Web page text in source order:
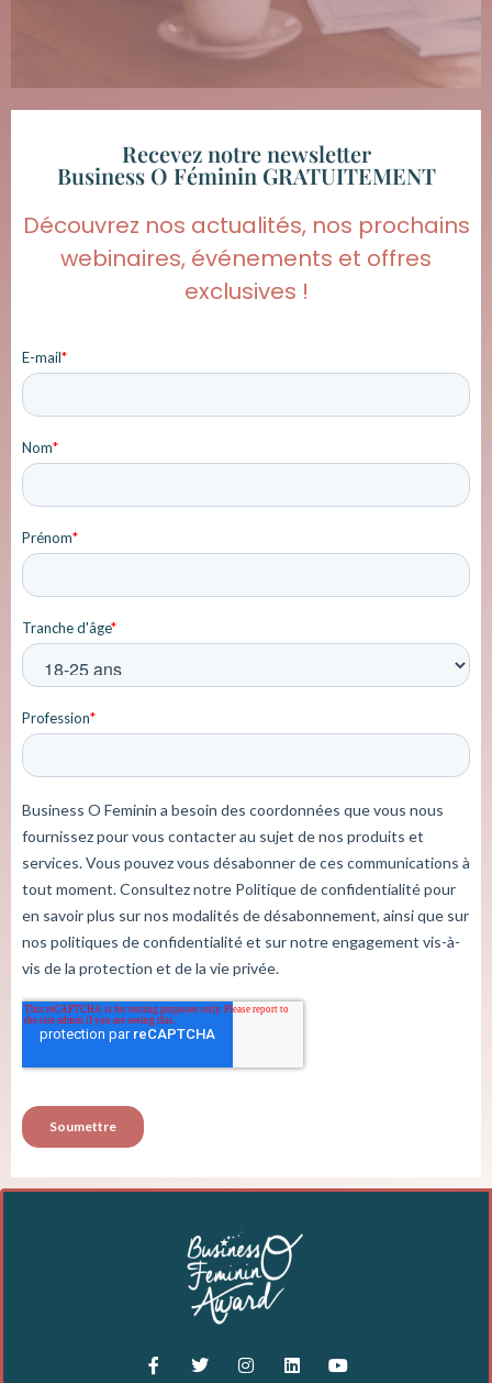
Recevez notre newsletter
Business O Féminin GRATUITEMENT
Découvrez nos actualités, nos prochains
webinaires, événements et offres
exclusives !